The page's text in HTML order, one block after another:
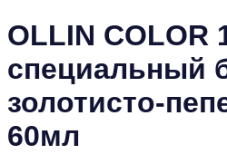
OLLIN COLOR
специальный
золотисто-
60мл